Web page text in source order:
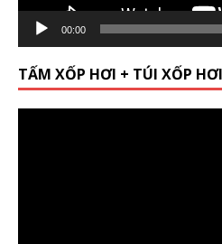
00:00
TẤM XỐP HƠI + TÚI XỐP HƠI